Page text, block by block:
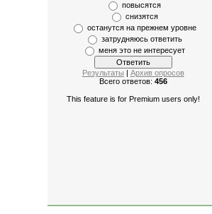
повысятся
снизятся
останутся на прежнем уровне
затрудняюсь ответить
меня это не интересует
Результаты | Архив опросов
Всего ответов: 456
This feature is for Premium users only!